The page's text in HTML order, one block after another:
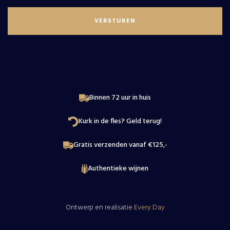
Loire
Binnen 72 uur in huis
Kurk in de fles? Geld terug!
Gratis verzenden vanaf €125,-
Authentieke wijnen
Ontwerp en realisatie Every Day